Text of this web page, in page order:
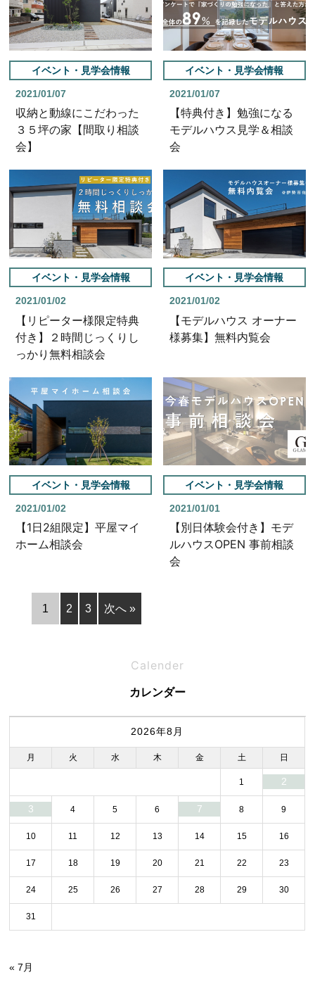
イベント・見学会情報
2021/01/07
収納と動線にこだわった
３５坪の家【間取り相談
会】
イベント・見学会情報
2021/01/07
【特典付き】勉強になる
モデルハウス見学＆相談
会
イベント・見学会情報
2021/01/02
【リピーター様限定特典
付き】２時間じっくりし
っかり無料相談会
イベント・見学会情報
2021/01/02
【モデルハウス オーナー
様募集】無料内覧会
イベント・見学会情報
2021/01/02
【1日2組限定】平屋マイ
ホーム相談会
イベント・見学会情報
2021/01/01
【別日体験会付き】モデ
ルハウスOPEN 事前相談
会
1 2 3 次へ »
Calender
カレンダー
2026年8月
月 火 水 木 金 土 日
1 2
3 4 5 6 7 8 9
10 11 12 13 14 15 16
17 18 19 20 21 22 23
24 25 26 27 28 29 30
31
« 7月